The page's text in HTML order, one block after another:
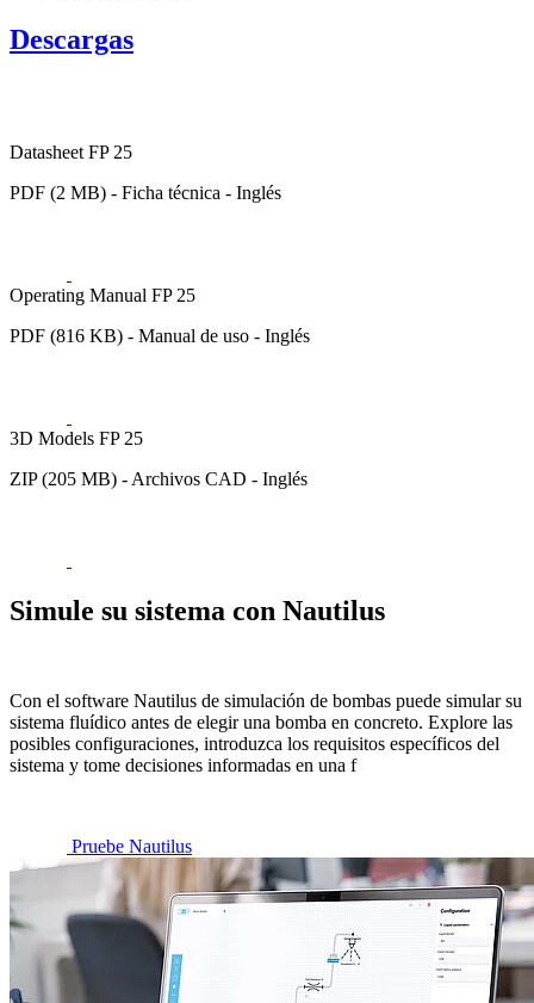
Descargas
Datasheet FP 25
PDF (2 MB) - Ficha técnica - Inglés
Operating Manual FP 25
PDF (816 KB) - Manual de uso - Inglés
3D Models FP 25
ZIP (205 MB) - Archivos CAD - Inglés
Simule su sistema con Nautilus
Con el software Nautilus de simulación de bombas puede simular su
sistema fluídico antes de elegir una bomba en concreto. Explore las
posibles configuraciones, introduzca los requisitos específicos del
sistema y tome decisiones informadas en una f
Pruebe Nautilus